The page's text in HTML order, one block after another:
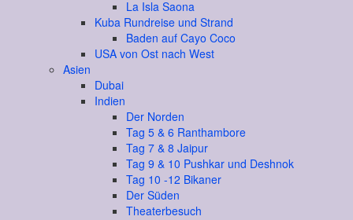
La Isla Saona
Kuba Rundreise und Strand
Baden auf Cayo Coco
USA von Ost nach West
Asien
Dubai
Indien
Der Norden
Tag 5 & 6 Ranthambore
Tag 7 & 8 Jaipur
Tag 9 & 10 Pushkar und Deshnok
Tag 10 -12 Bikaner
Der Süden
Theaterbesuch